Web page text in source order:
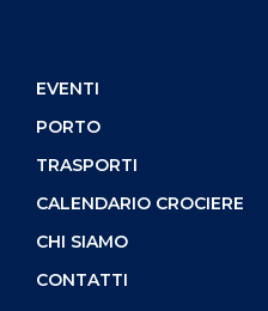
EVENTI
PORTO
TRASPORTI
CALENDARIO CROCIERE
CHI SIAMO
CONTATTI